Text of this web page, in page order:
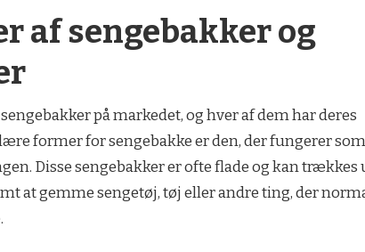
af sengebakker og
på markedet, og hver af dem har deres
former for sengebakke er den, der fungerer
Disse sengebakker er ofte flade og kan trækkes
at gemme sengetøj, tøj eller andre ting, der